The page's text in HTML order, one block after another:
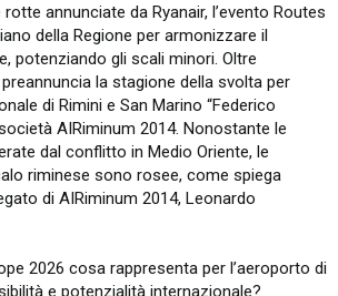
annunciate da Ryanair, l’evento Routes
della Regione per armonizzare il
potenziando gli scali minori. Oltre
preannuncia la stagione della svolta per
di Rimini e San Marino “Federico
AIRiminum 2014. Nonostante le
dal conflitto in Medio Oriente, le
riminese sono rosee, come spiega
di AIRiminum 2014, Leonardo
2026 cosa rappresenta per l’aeroporto di
e potenzialità internazionale?